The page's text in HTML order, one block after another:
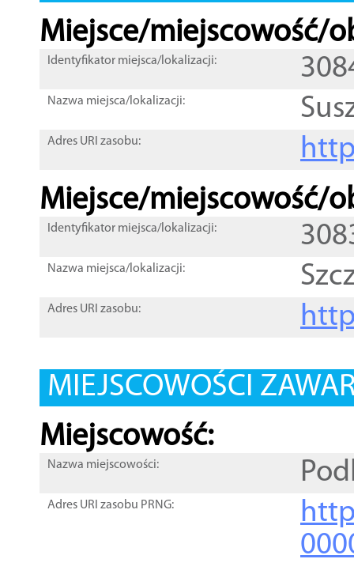
Miejsce/miejscowość/
Identyfikator miejsca/lokalizacji:
Nazwa miejsca/lokalizacji:
Adres URI zasobu:
Miejsce/miejscowość/
Identyfikator miejsca/lokalizacji:
Nazwa miejsca/lokalizacji:
Adres URI zasobu:
MIEJSCOWOŚCI
Miejscowość:
Nazwa miejscowości:
Adres URI zasobu PRNG: